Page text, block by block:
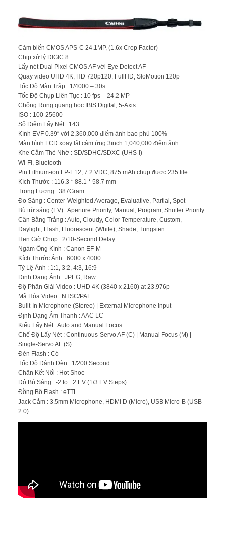
Cảm biến CMOS APS-C 24.1MP, (1.6x Crop Factor)
Chip xử lý DIGIC 8
Lấy nét Dual Pixel CMOS AF với Eye Detect AF
Quay video UHD 4K, HD 720p120, FullHD, SloMotion 120p
Tốc Độ Màn Trập : 1/4000 – 30s
Tốc Độ Chụp Liên Tục : 10 fps – 24.2 MP
Chống Rung quang học IBIS Digital, 5-Axis
ISO : 100-25600
Số Điểm Lấy Nét : 143
Kính EVF 0.39″ với 2,360,000 điểm ảnh bao phủ 100%
Màn hình LCD xoay lật cảm ứng 3inch 1,040,000 điểm ảnh
Khe Cắm Thẻ Nhớ : SD/SDHC/SDXC (UHS-I)
Wi-Fi, Bluetooth
Pin Lithium-ion LP-E12, 7.2 VDC, 875 mAh chụp được 235 file
Kích Thước : 116.3 * 88.1 * 58.7 mm
Trọng Lượng : 387Gram
Đo Sáng : Center-Weighted Average, Evaluative, Partial, Spot
Bù trừ sáng (EV) : Aperture Priority, Manual, Program, Shutter Priority
Cân Bằng Trắng : Auto, Cloudy, Color Temperature, Custom,
Daylight, Flash, Fluorescent (White), Shade, Tungsten
Hẹn Giờ Chụp : 2/10-Second Delay
Ngàm Ống Kính : Canon EF-M
Kích Thước Ảnh : 6000 x 4000
Tỷ Lệ Ảnh : 1:1, 3:2, 4:3, 16:9
Định Dạng Ảnh : JPEG, Raw
Độ Phân Giải Video : UHD 4K (3840 x 2160) at 23.976p
Mã Hóa Video : NTSC/PAL
Built-In Microphone (Stereo) | External Microphone Input
Định Dạng Âm Thanh : AAC LC
Kiểu Lấy Nét : Auto and Manual Focus
Chế Độ Lấy Nét : Continuous-Servo AF (C) | Manual Focus (M) |
Single-Servo AF (S)
Đèn Flash : Có
Tốc Độ Đánh Đèn : 1/200 Second
Chân Kết Nối : Hot Shoe
Độ Bù Sáng : -2 to +2 EV (1/3 EV Steps)
Đồng Bộ Flash : eTTL
Jack Cắm : 3.5mm Microphone, HDMI D (Micro), USB Micro-B (USB
2.0)